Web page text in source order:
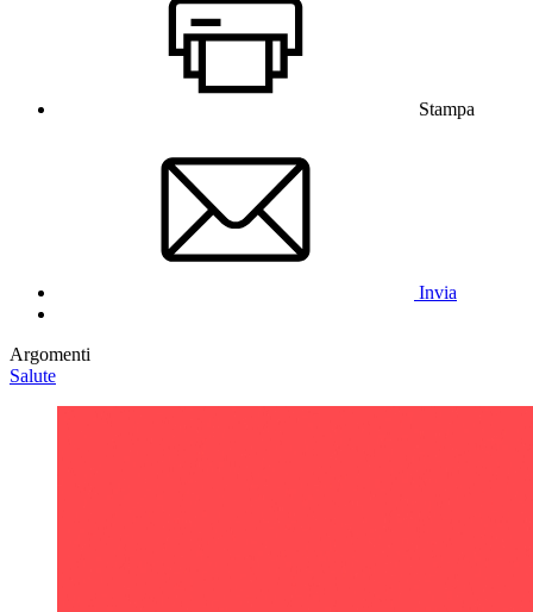
Stampa
Invia
Argomenti
Salute